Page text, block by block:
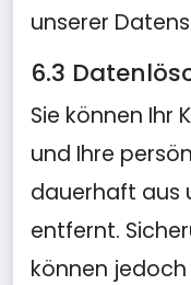
unserer
6.3
Sie können Ihr
und Ihre
dauerhaft aus
entfernt.
können